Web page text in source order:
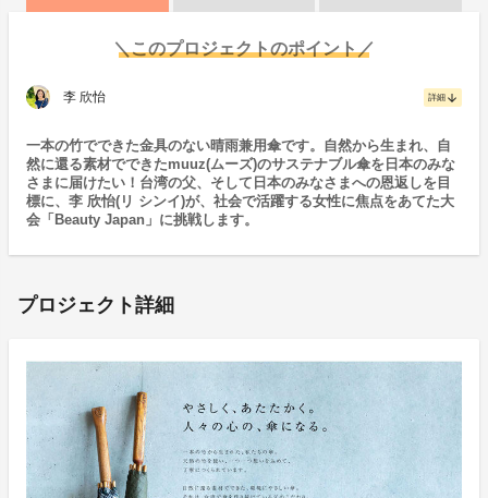
＼このプロジェクトのポイント／
李 欣怡 詳細 arrow_downward
一本の竹でできた金具のない晴雨兼用傘です。自然から生まれ、自
然に還る素材でできたmuuz(ムーズ)のサステナブル傘を日本のみな
さまに届けたい！台湾の父、そして日本のみなさまへの恩返しを目
標に、李 欣怡(リ シンイ)が、社会で活躍する女性に焦点をあてた大
会「Beauty Japan」に挑戦します。
プロジェクト詳細